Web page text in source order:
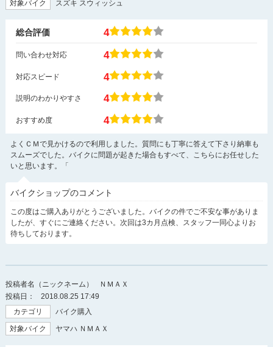
対象バイク スズキ スウィッシュ
総合評価 4
問い合わせ対応 4
対応スピード 4
説明のわかりやすさ 4
おすすめ度 4
よくＣＭで見かけるので利用しました。質問にも丁寧に答えて下さり納車も
スムーズでした。バイクに問題が起きた場合もすべて、こちらにお任せした
いと思います。「
バイクショップのコメント
この度はご購入ありがとうございました。バイクの件でご不安な事がありま
したが、すぐにご連絡ください。次回は3カ月点検、スタッフ一同心よりお
待ちしております。
投稿者名（ニックネーム）
ＮＭＡＸ
投稿日：
2018.08.25 17:49
カテゴリ
バイク購入
対象バイク
ヤマハ ＮＭＡＸ